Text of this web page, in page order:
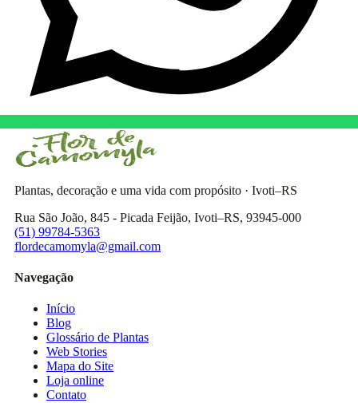
Plantas, decoração e uma vida com propósito · Ivoti–RS
Rua São João, 845 - Picada Feijão, Ivoti–RS, 93945-000
(51) 99784-5363
flordecamomyla@gmail.com
Navegação
Início
Blog
Glossário de Plantas
Web Stories
Mapa do Site
Loja online
Contato